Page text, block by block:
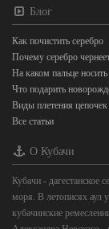
Блог
Как почистить серебро
Почему серебро
На каком пальце
Что подарить
Виды плетения цепочек
Все статьи
О Кубачи
Кубачи - дагестанское
моря. В летописях аул
кубачинские